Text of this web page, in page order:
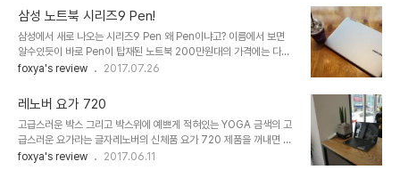
요 저는 요기조기 아기자기한 포인트를 좋아합니다..
단 키보드는 올웨이즈나 NT940X5M시리즈와 동일한 키보드를 쓴
듯 했다.동일한 키감과 배열 게다가 좌우의 배열도 같다전원
부,HDMI,C타입 이어폰잭 우측은 2개의 USB단자와 Micro SD 슬
롯 그리고 전원 버튼 15인치를 그대로 축소시켜 놓은것 같은 그런 느
낌의 제품동일한 디자인이기 까지 하니까 삼성제품을 볼때 아쉬운게
써봤으면 좋겠다(내 생각이다) 마찬가지로 본체 ..
삼성 노트북 시리즈9 Pen!
삼성에서 새로 나오는 시리즈9 Pen 왜 Pen이냐고? 이름에서 보면
알수있듯이 바로 Pen이 탑재된 노트북 200만원대의 가격에는 다소
검소한 악세사리가 위치한다안내서한장 아답터 한장.. -_-;; 유일한 구
까봐 겁나서 ㄷㄷㄷ 일단 삼성 제품중에 이뻐보이는것은 대부분 메탈
실버 바디를 채택하고 있는데사실 그다지 멋있어 보이지는 않는다커
피숍에서 멀리서 봐도 단순한 은색 뚜껑이면 이제 삼성인걸 알수 있을
정도?모서리를 둥글게 둥글게 만들어놓은 실버 바디 = 삼성 같다 그리
고 펴면 겉에서 봤던 실버에 대한 느낌은 훅 날아간다.속에는 또 전형
foxya's review 2017.07.26
레노버 요가 720
고급스러운 박스 그리고 박스위에 예쁘게 적혀있는 YOGA 금색의 고
급스러운 요가라는 글자레노버의 신체품 요가 720 제품을 꺼내면 이
렇게 요가라는 글자가 크게 각인되어있는 제품이 등장 열어보면 뭔가
foxya's review 2017.06.11